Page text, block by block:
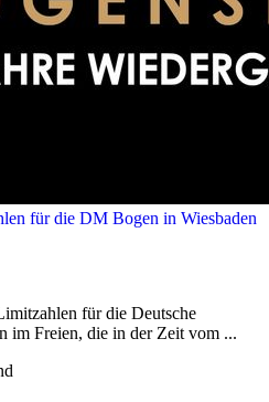
für die DM Bogen in Wiesbaden
für die Deutsche
im Freien, die in der Zeit vom ...